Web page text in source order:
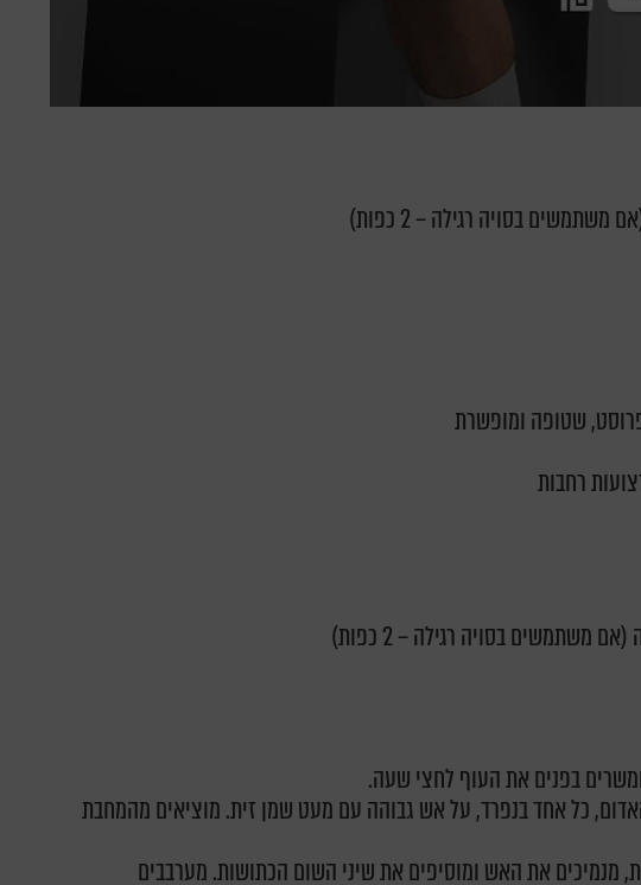
שטופה ומופשרת
בפנים את העוף לחצי שעה.
כל אחד בנפרד, על אש גבוהה עם מעט שמן זית. מוציאים מהמחבת
מנמיכים את האש ומוסיפים את שיני השום הכתושות. מערבבים